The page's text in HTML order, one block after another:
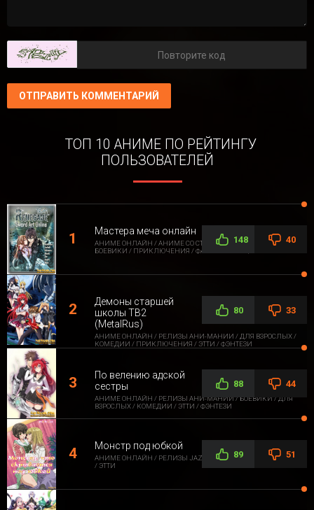
ОТПРАВИТЬ КОММЕНТАРИЙ
ТОП 10 АНИМЕ ПО РЕЙТИНГУ
ПОЛЬЗОВАТЕЛЕЙ
Мастера меча онлайн
АНИМЕ ОНЛАЙН / АНИМЕ СО СТОРОННЕЙ ОЗВУЧКОЙ /
БОЕВИКИ / ПРИКЛЮЧЕНИЯ / ФАНТАСТИКА / ФЭНТЕЗИ
148 40
Демоны старшей
школы ТВ2
(MetalRus)
АНИМЕ ОНЛАЙН / РЕЛИЗЫ АНИ-МАНИИ / ДЛЯ ВЗРОСЛЫХ /
КОМЕДИИ / ПРИКЛЮЧЕНИЯ / ЭТТИ / ФЭНТЕЗИ
80 33
По велению адской
сестры
АНИМЕ ОНЛАЙН / РЕЛИЗЫ АНИ-МАНИИ / БОЕВИКИ / ДЛЯ
ВЗРОСЛЫХ / КОМЕДИИ / ЭТТИ / ФЭНТЕЗИ
88 44
Монстр под юбкой
АНИМЕ ОНЛАЙН / РЕЛИЗЫ JAZZWAY ANIME / ДЛЯ ВЗРОСЛЫХ
/ ЭТТИ
89 51